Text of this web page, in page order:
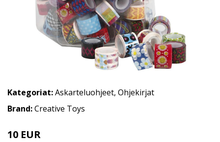
Kategoriat:Askarteluohjeet, Ohjekirjat
Brand:Creative Toys
10 EUR